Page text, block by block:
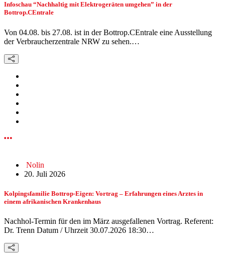
Infoschau “Nachhaltig mit Elektrogeräten umgehen” in der
Bottrop.CEntrale
Von 04.08. bis 27.08. ist in der Bottrop.CEntrale eine Ausstellung
der Verbraucherzentrale NRW zu sehen.…
Nolin
20. Juli 2026
Kolpingsfamilie Bottrop-Eigen: Vortrag – Erfahrungen eines Arztes in
einem afrikanischen Krankenhaus
Nachhol-Termin für den im März ausgefallenen Vortrag. Referent:
Dr. Trenn Datum / Uhrzeit 30.07.2026 18:30…